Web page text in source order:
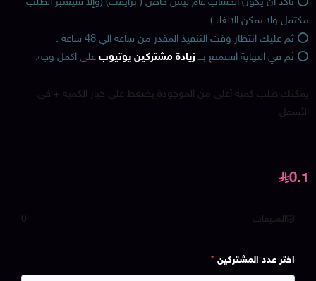
⭕️ تأكد ان يكون الحساب عام ليس خاص ( برايفت) (وإلا سيعتبر الطلب
مكتمل ولا يمكن الالغاء ).
⭕️ ثم عليك انتظار وقت التنفيذ المقدر من ساعة الي 48 ساعه .
⭕️ ثم في النهاية استمتع بـــ زيادة مشتركين يوتيوب على اكمل وجه.
يمكنك طلب كميه أعلى من الموجودة بضغط على خيار الكمية + في
الأسفل
0.1
المبيعات 0
اختر عدد المشتركين *